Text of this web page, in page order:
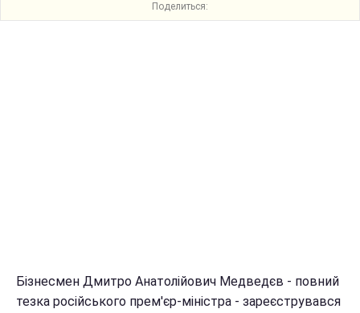
Поделиться:
Бізнесмен Дмитро Анатолійович Медведєв - повний
тезка російського прем'єр-міністра - зареєструвався